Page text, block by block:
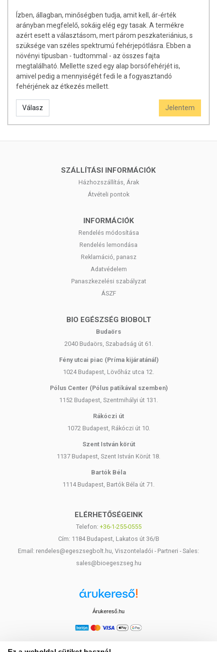
Forgalmazó:Caleido IT-Outsource Kft.
Az étrend-kiegészítők az érvényben levő európai uniós
szabályozás szerint élelmiszereknek minősülnek, amelyek a
hagyományos étrendet kiegészítik, és koncentrált formában
tartalmaznak tápanyagokat. Bár az étrend-kiegészítők kedvező
élettani hatással rendelkezhetnek, amely egyénenként eltérő
lehet, jelölésük, megjelenítésük, és reklámozásuk során nem
gyógyító hatást tulajdonítani.
A termék nem helyettesíti a kiegyensúlyozott, változatos
kezelőorvosával. Az ajánlott napi fogyasztási mennyiséget ne
bármelyikére érzékeny vagy allergiás! Kisgyermekektől elzárva
Ízben, állagban, minőségben tudja, amit kell, ár-érték
arányban megfelelő, sokáig elég egy tasak. A termékre
azért esett a választásom, mert párom peszkateriánius, s
szüksége van széles spektrumú fehérjepótlásra. Ebben a
növényi típusban - tudtommal - az összes fajta
megtalálható. Mellette szed egy alap borsófehérjét is,
amivel pedig a mennyiségét fedi le a fogyasztandó
fehérjének az étkezés mellett.
Válasz Jelentem
SZÁLLÍTÁSI INFORMÁCIÓK
Házhozszállítás, Árak
Átvételi pontok
INFORMÁCIÓK
Rendelés módosítása
Rendelés lemondása
Reklamáció, panasz
Adatvédelem
Panaszkezelési szabályzat
ÁSZF
BIO EGÉSZSÉG BIOBOLT
Budaörs
2040 Budaörs, Szabadság út 61.
Fény utcai piac (Príma kijáratánál)
1024 Budapest, Lövőház utca 12.
Pólus Center (Pólus patikával szemben)
1152 Budapest, Szentmihályi út 131.
Rákóczi út
1072 Budapest, Rákóczi út 10.
Szent István körút
1137 Budapest, Szent István Körút 18.
Bartók Béla
1114 Budapest, Bartók Béla út 71.
ELÉRHETŐSÉGEINK
Telefon: +36-1-255-0555
Cím: 1184 Budapest, Lakatos út 36/B
Email: rendeles@egeszsegbolt.hu, Viszonteladói - Partneri - Sales:
sales@bioegeszseg.hu
Árukereső.hu